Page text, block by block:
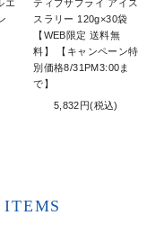
エ
ティブサプライ アイス
スラリー 120g×30袋
【WEB限定 送料無
料】 【キャンペーン特
別価格8/31PM3:00ま
で】
5,832円(税込)